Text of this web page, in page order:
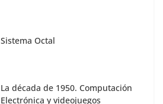
Sistema Octal
La década de 1950. Computación
Electrónica y videojuegos